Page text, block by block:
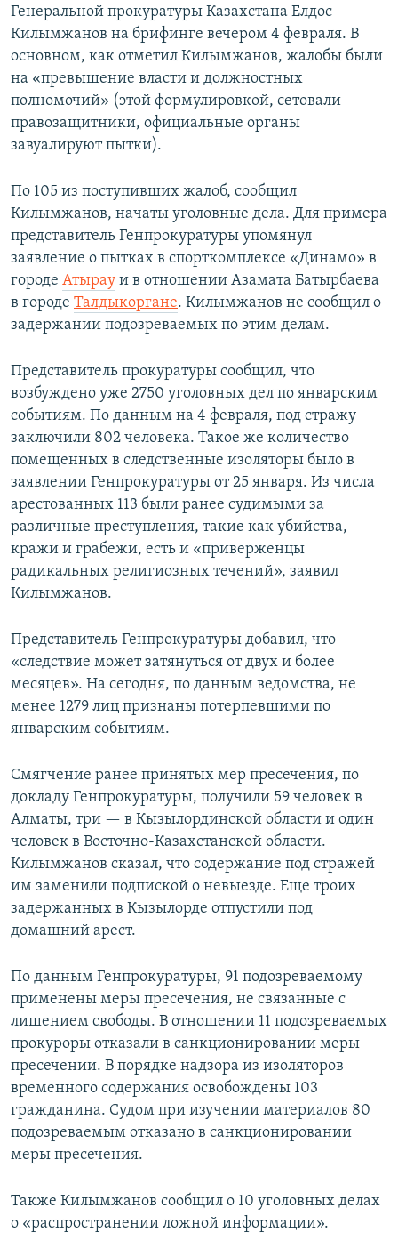
Генеральной прокуратуры Казахстана Елдос
Килымжанов на брифинге вечером 4 февраля. В
основном, как отметил Килымжанов, жалобы были
на «превышение власти и должностных
полномочий» (этой формулировкой, сетовали
правозащитники, официальные органы
завуалируют пытки).
По 105 из поступивших жалоб, сообщил
Килымжанов, начаты уголовные дела. Для примера
представитель Генпрокуратуры упомянул
заявление о пытках в спорткомплексе «Динамо» в
городе Атырау и в отношении Азамата Батырбаева
в городе Талдыкоргане. Килымжанов не сообщил о
задержании подозреваемых по этим делам.
Представитель прокуратуры сообщил, что
возбуждено уже 2750 уголовных дел по январским
событиям. По данным на 4 февраля, под стражу
заключили 802 человека. Такое же количество
помещенных в следственные изоляторы было в
заявлении Генпрокуратуры от 25 января. Из числа
арестованных 113 были ранее судимыми за
различные преступления, такие как убийства,
кражи и грабежи, есть и «приверженцы
радикальных религиозных течений», заявил
Килымжанов.
Представитель Генпрокуратуры добавил, что
«следствие может затянуться от двух и более
месяцев». На сегодня, по данным ведомства, не
менее 1279 лиц признаны потерпевшими по
январским событиям.
Смягчение ранее принятых мер пресечения, по
докладу Генпрокуратуры, получили 59 человек в
Алматы, три — в Кызылординской области и один
человек в Восточно-Казахстанской области.
Килымжанов сказал, что содержание под стражей
им заменили подпиской о невыезде. Еще троих
задержанных в Кызылорде отпустили под
домашний арест.
По данным Генпрокуратуры, 91 подозреваемому
применены меры пресечения, не связанные с
лишением свободы. В отношении 11 подозреваемых
прокуроры отказали в санкционировании меры
пресечении. В порядке надзора из изоляторов
временного содержания освобождены 103
гражданина. Судом при изучении материалов 80
подозреваемым отказано в санкционировании
меры пресечения.
Также Килымжанов сообщил о 10 уголовных делах
о «распространении ложной информации».